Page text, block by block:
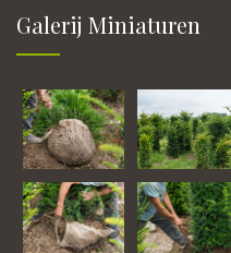
Galerij Miniaturen